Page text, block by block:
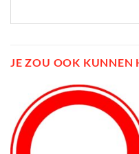
JE ZOU OOK KUNNEN